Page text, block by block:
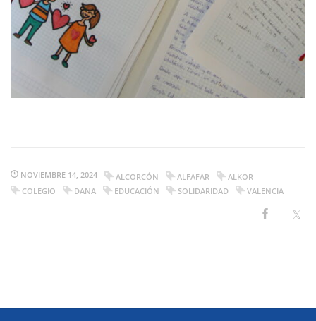
NOVIEMBRE 14, 2024 ALCORCÓN ALFAFAR
ALKOR
COLEGIO
DANA EDUCACIÓN SOLIDARIDAD VALENCIA